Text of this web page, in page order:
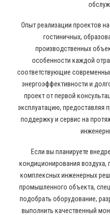
Опыт реализации проектов
гостиничных,
производственных
особенности каждой
соответствующие
энергоэффективности и
проект от первой
эксплуатацию, предоставляя
поддержку и сервис на
Если вы планируете
кондиционирования
комплексных инженерных
промышленного объекта,
подобрать оборудование,
выполнить качественный